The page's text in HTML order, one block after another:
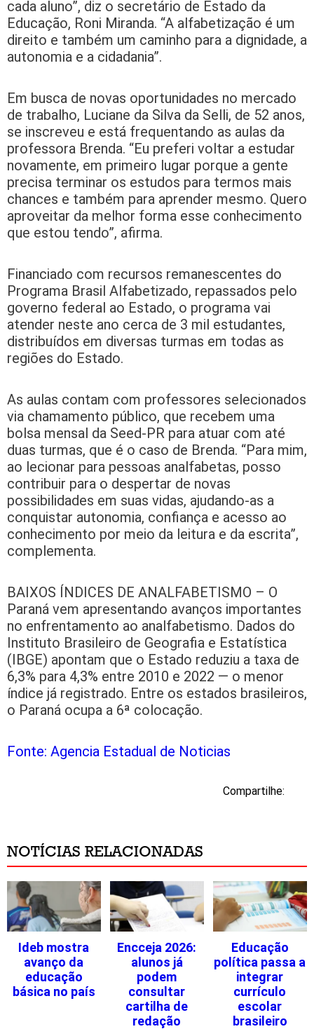
cada aluno”, diz o secretário de Estado da
Educação, Roni Miranda. “A alfabetização é um
direito e também um caminho para a dignidade, a
autonomia e a cidadania”.
Em busca de novas oportunidades no mercado
de trabalho, Luciane da Silva da Selli, de 52 anos,
se inscreveu e está frequentando as aulas da
professora Brenda. “Eu preferi voltar a estudar
novamente, em primeiro lugar porque a gente
precisa terminar os estudos para termos mais
chances e também para aprender mesmo. Quero
aproveitar da melhor forma esse conhecimento
que estou tendo”, afirma.
Financiado com recursos remanescentes do
Programa Brasil Alfabetizado, repassados pelo
governo federal ao Estado, o programa vai
atender neste ano cerca de 3 mil estudantes,
distribuídos em diversas turmas em todas as
regiões do Estado.
As aulas contam com professores selecionados
via chamamento público, que recebem uma
bolsa mensal da Seed-PR para atuar com até
duas turmas, que é o caso de Brenda. “Para mim,
ao lecionar para pessoas analfabetas, posso
contribuir para o despertar de novas
possibilidades em suas vidas, ajudando-as a
conquistar autonomia, confiança e acesso ao
conhecimento por meio da leitura e da escrita”,
complementa.
BAIXOS ÍNDICES DE ANALFABETISMO – O
Paraná vem apresentando avanços importantes
no enfrentamento ao analfabetismo. Dados do
Instituto Brasileiro de Geografia e Estatística
(IBGE) apontam que o Estado reduziu a taxa de
6,3% para 4,3% entre 2010 e 2022 — o menor
índice já registrado. Entre os estados brasileiros,
o Paraná ocupa a 6ª colocação.
Fonte: Agencia Estadual de Noticias
Compartilhe:
NOTÍCIAS RELACIONADAS
Ideb mostra
avanço da
educação
básica no país
Encceja 2026:
alunos já
podem
consultar
cartilha de
redação
Educação
política passa a
integrar
currículo
escolar
brasileiro